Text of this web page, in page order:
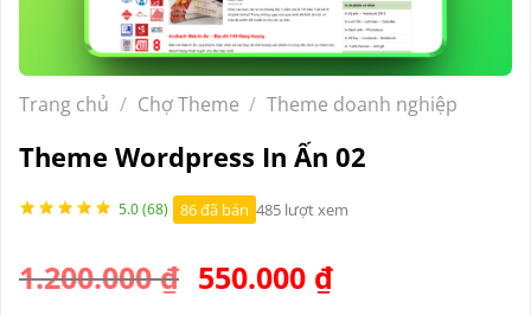
Trang chủ / Chợ Theme / Theme doanh nghiệp
Theme Wordpress In Ấn 02
5.0 (68) 86 đã bán 485 lượt xem
1.200.000₫ Giá
550.000 ₫Giá